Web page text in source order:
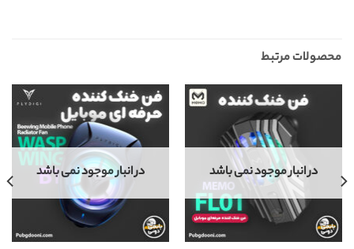
محصولات مرتبط
در انبار موجود نمی باشد در انبار موجود نمی باشد